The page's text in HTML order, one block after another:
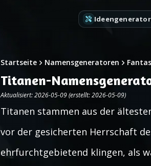
Startseite Namensgeneratoren
Titanen-
Aktualisiert: 2026-05-09 (erstellt: 2026-05-09)
Titanen stammen aus der
vor der gesicherten Herrschaft
ehrfurchtgebietend klingen, als